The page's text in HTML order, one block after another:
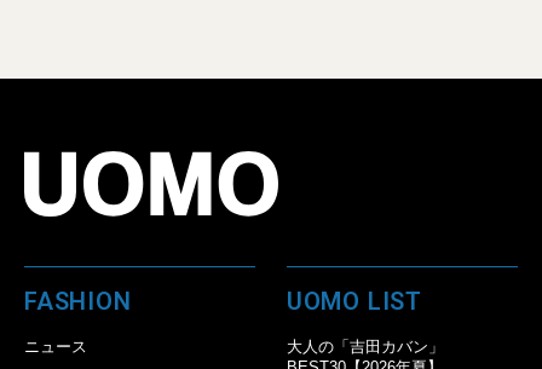
FASHION
ニュース
UOMO LIST
大人の「吉田カバン」